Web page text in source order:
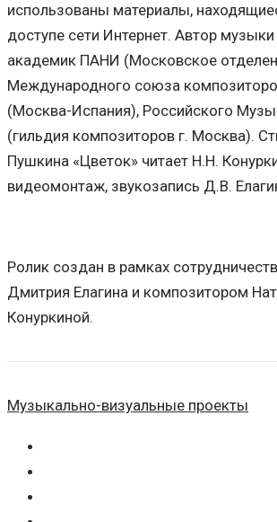
использованы материалы,
доступе сети Интернет. Автор
академик ПАНИ (Московское
Международного союза
(Москва-Испания), Российского
(гильдия композиторов г. Москва).
Пушкина «Цветок» читает Н.Н.
видеомонтаж, звукозапись Д.В.
Ролик создан в рамках
Дмитрия Елагина и композитором
Конуркиной.
Музыкально-визуальные проекты